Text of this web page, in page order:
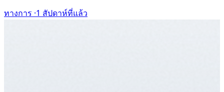
ทางการ ·1 สัปดาห์ที่แล้ว